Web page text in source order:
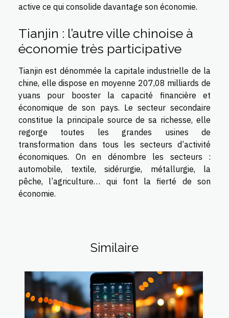
active ce qui consolide davantage son économie.
Tianjin : l’autre ville chinoise à
économie très participative
Tianjin est dénommée la capitale industrielle de la
chine, elle dispose en moyenne 207,08 milliards de
yuans pour booster la capacité financière et
économique de son pays. Le secteur secondaire
constitue la principale source de sa richesse, elle
regorge toutes les grandes usines de
transformation dans tous les secteurs d’activité
économiques. On en dénombre les secteurs :
automobile, textile, sidérurgie, métallurgie, la
pêche, l’agriculture… qui font la fierté de son
économie.
Similaire